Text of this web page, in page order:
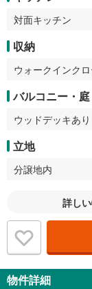
対面キッチン
収納
ウォークインク
バルコニー・庭
ウッドデッキあり
立地
分譲地内
詳し
物件詳細